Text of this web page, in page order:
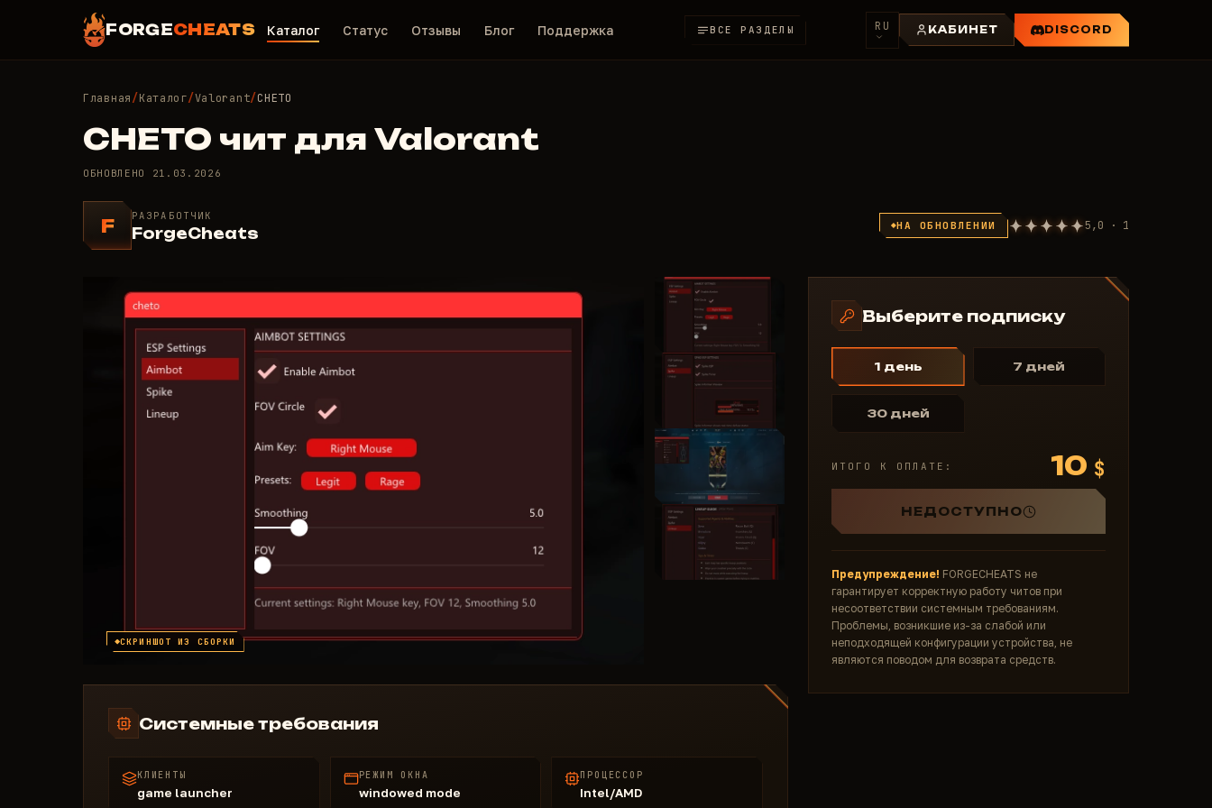
FORGECHEATS Каталог Статус Отзывы Блог Поддержка ВСЕ РАЗДЕЛЫ RU КАБИНЕТ DISCORD
Главная/Каталог/Valorant/CHETO
CHETO чит для Valorant
ОБНОВЛЕНО 21.03.2026
F РАЗРАБОТЧИК
ForgeCheats НА ОБНОВЛЕНИИ 5,0 · 1
СКРИНШОТ ИЗ СБОРКИ
Системные требования
КЛИЕНТЫ
game launcher
РЕЖИМ ОКНА
windowed mode
ПРОЦЕССОР
Intel/AMD
Выберите подписку
1 день 7 дней
30 дней
ИТОГО К ОПЛАТЕ: 10 $
НЕДОСТУПНО
Предупреждение! FORGECHEATS не
гарантирует корректную работу читов при
несоответствии системным требованиям.
Проблемы, возникшие из-за слабой или
неподходящей конфигурации устройства, не
являются поводом для возврата средств.